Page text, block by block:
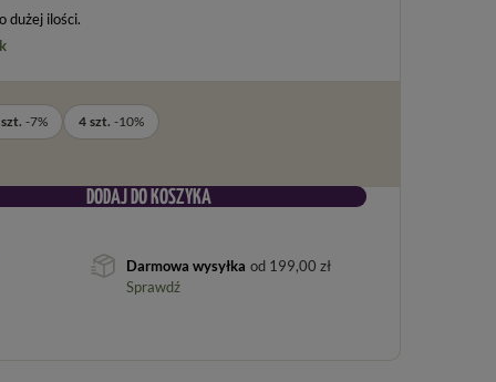
dużej ilości
szt. -7% 4 szt. -10%
DODAJ DO KOSZYKA
Darmowa wysyłka od 199,00 zł
Sprawdź